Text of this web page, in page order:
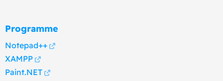
Programme
Notepad++
XAMPP
Paint.NET